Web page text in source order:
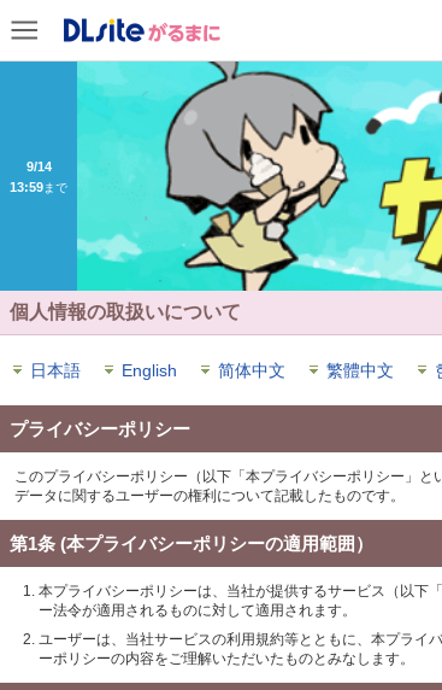
9/14
13:59まで
個人情報の取扱いについて
日本語 English 简体中文 繁體中文
プライバシーポリシー
このプライバシーポリシー（以下「本プライバシーポリシー」
データに関するユーザーの権利について記載したものです。
第1条 (本プライバシーポリシーの適用範囲）
本プライバシーポリシーは、当社が提供するサービス（以下
ー法令が適用されるものに対して適用されます。
ユーザーは、当社サービスの利用規約等とともに、本プライ
ーポリシーの内容をご理解いただいたものとみなします。